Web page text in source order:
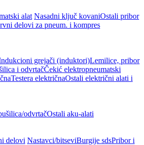
alat Nasadni ključ kovaniOstali pribor
delovi za pneum. i kompres
grejači (induktori)Lemilice, pribor
i odvrtačČekić elektropneumatski
Testera električnaOstali električni alati i
odvrtačOstali aku-alati
delovi Nastavci/bitseviBurgije sdsPribor i